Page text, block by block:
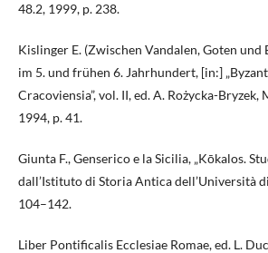
48.2, 1999, p. 238.
Kislinger E. (Zwischen Vandalen, Goten und
im 5. und frühen 6. Jahrhundert, [in:]
Cracoviensia”, vol. II, ed. A. Rożycka-Bryzek,
1994, p. 41.
Giunta F., Genserico e la Sicilia, „Kōkalos.
dall’Istituto di Storia Antica dell’Università
104–142.
Liber Pontificalis Ecclesiae Romae, ed. L.